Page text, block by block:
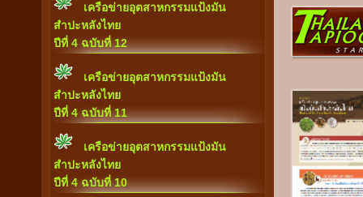
เครือข่ายอุตสาหกรรมแป้งมัน
สำปะหลังไทย
ปีที่ 4 ฉบับที่ 12
เครือข่ายอุตสาหกรรมแป้งมัน
สำปะหลังไทย
ปีที่ 4 ฉบับที่ 11
เครือข่ายอุตสาหกรรมแป้งมัน
สำปะหลังไทย
ปีที่ 4 ฉบับที่ 10